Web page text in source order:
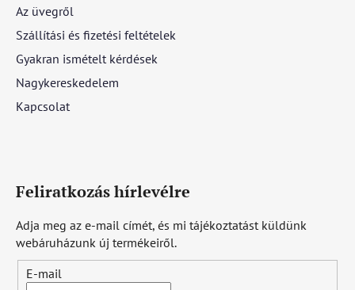
Az üvegről
Szállítási és fizetési feltételek
Gyakran ismételt kérdések
Nagykereskedelem
Kapcsolat
Feliratkozás hírlevélre
Adja meg az e-mail címét, és mi tájékoztatást küldünk
webáruházunk új termékeiről.
E-mail